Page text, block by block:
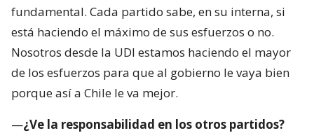
fundamental. Cada partido sabe, en su interna, si
está haciendo el máximo de sus esfuerzos o no.
Nosotros desde la UDI estamos haciendo el mayor
de los esfuerzos para que al gobierno le vaya bien
porque así a Chile le va mejor.
—¿Ve la responsabilidad en los otros partidos?